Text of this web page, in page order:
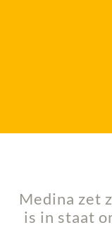
Medina zet
is in staat